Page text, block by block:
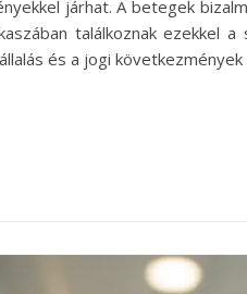
járhat. A betegek
találkoznak ezekkel
és a jogi